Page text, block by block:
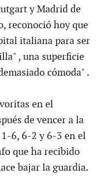
y Madrid de
reconoció hoy que
italiana para ser
, una superficie
cómoda" .
en el
de vencer a la
6, 6-2 y 6-3 en el
que ha recibido
bajar la guardia.